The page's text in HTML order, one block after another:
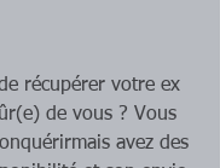
récupérer votre ex
de vous ? Vous
avez des